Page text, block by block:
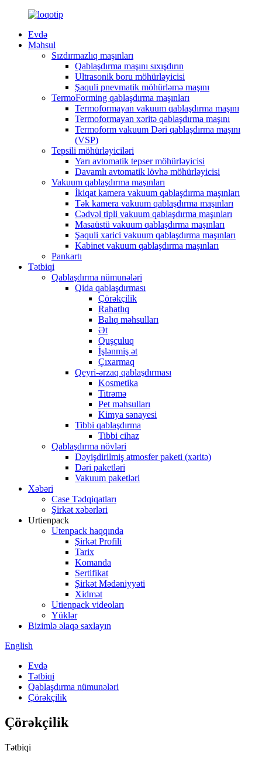
Evdə
Məhsul
Sızdırmazlıq maşınları
Qablaşdırma maşını sıxışdırın
Ultrasonik boru möhürləyicisi
Şaquli pnevmatik möhürləmə maşını
TermoForming qablaşdırma maşınları
Termoformayan vakuum qablaşdırma maşını
Termoformayan xəritə qablaşdırma maşını
Termoform vakuum Dəri qablaşdırma maşını
(VSP)
Tepsili möhürləyiciləri
Yarı avtomatik tepser möhürləyicisi
Davamlı avtomatik lövhə möhürləyicisi
Vakuum qablaşdırma maşınları
İkiqat kamera vakuum qablaşdırma maşınları
Tək kamera vakuum qablaşdırma maşınları
Cədvəl tipli vakuum qablaşdırma maşınları
Masaüstü vakuum qablaşdırma maşınları
Şaquli xarici vakuum qablaşdırma maşınları
Kabinet vakuum qablaşdırma maşınları
Pankartı
Tətbiqi
Qablaşdırma nümunələri
Qida qablaşdırması
Çörəkçilik
Rahatlıq
Balıq məhsulları
Ət
Quşçuluq
İşlənmiş ət
Çıxarmaq
Qeyri-ərzaq qablaşdırması
Kosmetika
Titrəmə
Pet məhsulları
Kimya sənayesi
Tibbi qablaşdırma
Tibbi cihaz
Qablaşdırma növləri
Dəyişdirilmiş atmosfer paketi (xəritə)
Dəri paketləri
Vakuum paketləri
Xəbəri
Case Tədqiqatları
Şirkət xəbərləri
Urtienpack
Utenpack haqqında
Şirkət Profili
Tarix
Komanda
Sertifikat
Şirkət Mədəniyyəti
Xidmət
Utienpack videoları
Yüklər
Bizimlə əlaqə saxlayın
English
Evdə
Tətbiqi
Qablaşdırma nümunələri
Çörəkçilik
Çörəkçilik
Tətbiqi